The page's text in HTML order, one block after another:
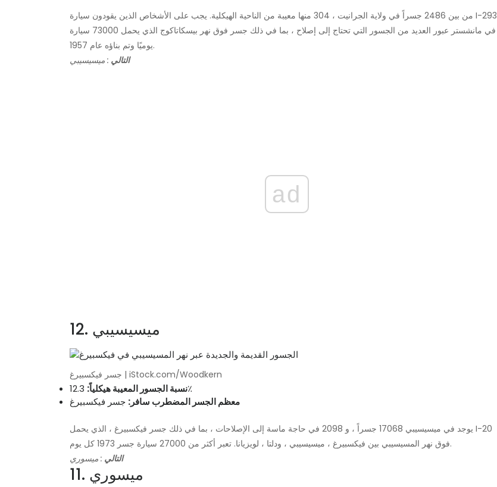
من بين 2486 جسراً في ولاية الجرانيت ، 304 منها معيبة من الناحية الهيكلية. يجب على الأشخاص الذين يقودون سيارة I-293
في مانشستر عبور العديد من الجسور التي تحتاج إلى إصلاح ، بما في ذلك جسر فوق نهر بيسكاتاكوج الذي يحمل 73000 سيارة
يوميًا وتم بناؤه عام 1957.
التالي : ميسيسيبي
ad
12. ميسيسيبي
جسر فيكسبيرغ | iStock.com/Woodkern
نسبة الجسور المعيبة هيكلياً:12.3٪
معظم الجسر المضطرب سافر: جسر فيكسبيرغ
يوجد في ميسيسيبي 17068 جسراً ، و 2098 في حاجة ماسة إلى الإصلاحات ، بما في ذلك جسر فيكسبيرغ ، الذي يحمل I-20
فوق نهر المسيسيبي بين فيكسبيرغ ، ميسيسيبي ، ودلتا ، لويزيانا. تعبر أكثر من 27000 سيارة جسر 1973 كل يوم.
التالي : ميسوري
11. ميسوري